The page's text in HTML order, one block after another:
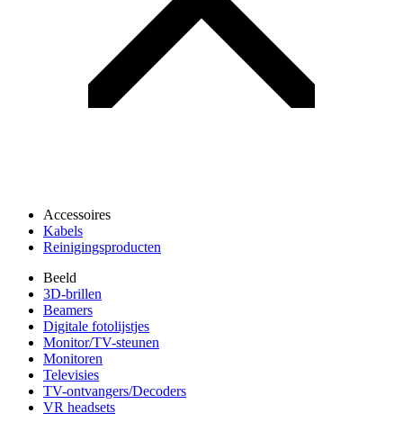
Accessoires
Kabels
Reinigingsproducten
Beeld
3D-brillen
Beamers
Digitale fotolijstjes
Monitor/TV-steunen
Monitoren
Televisies
TV-ontvangers/Decoders
VR headsets